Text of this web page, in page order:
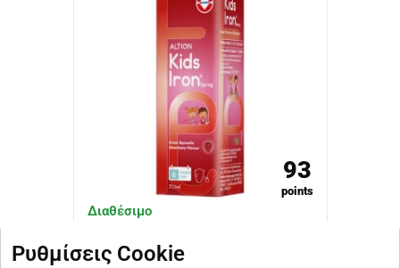
93
points
Διαθέσιμο
Altion Kids Iron Spray 31.1 ml
Ρυθμίσεις Cookie